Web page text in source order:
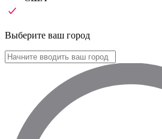
Выберите ваш город